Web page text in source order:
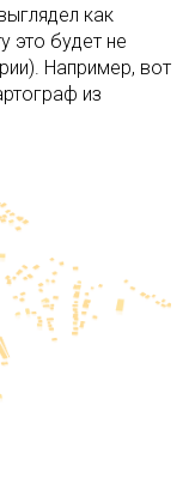
как
это будет не
Например, вот
из